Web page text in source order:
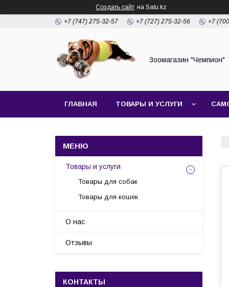
Создать сайт на Satu.kz
+7 (747) 275-32-57 +7 (727) 275-32-56 +7
Зоомагазин "Чемпион"
ГЛАВНАЯ ТОВАРЫ И УСЛУГИ
Товары и услуги
Товары для собак
Товары для кошек
О нас
Отзывы
КОНТАКТЫ